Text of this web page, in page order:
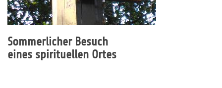
Sommerlicher Besuch
eines spirituellen Ortes